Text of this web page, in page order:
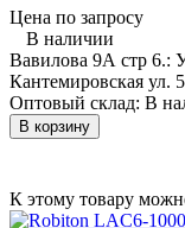
Цена по запросу
В наличии
Вавилова 9А стр 6.:
Кантемировская ул.
Оптовый склад: В
В корзину
К этому товару